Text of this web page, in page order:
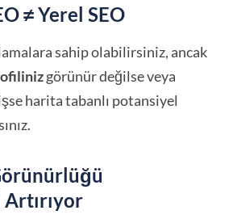
≠ Yerel SEO
sahip olabilirsiniz, ancak
görünür değilse veya
harita tabanlı potansiyel